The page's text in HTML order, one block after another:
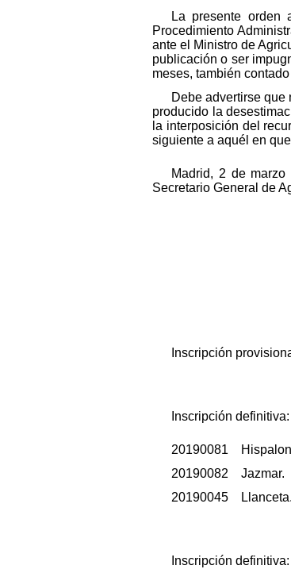
La presente orden
Procedimiento
ante el Ministro de
publicación o ser
meses, también
Debe advertirse que
producido la
la interposición del
siguiente a aquél en
Madrid, 2 de
Secretario General de
Inscripción
Inscripción definitiva:
20190081
20190082 Jazmar.
20190045 Llanceta.
Inscripción